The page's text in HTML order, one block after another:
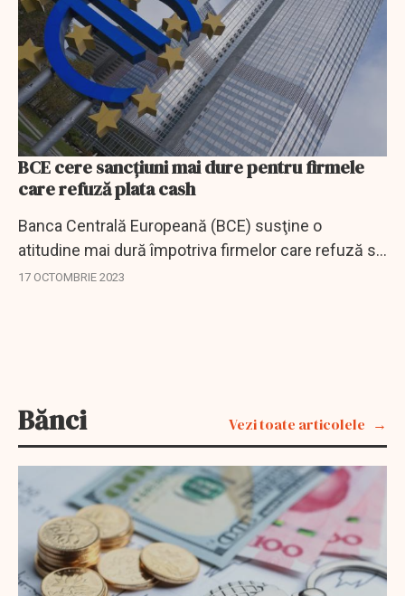
BCE cere sancțiuni mai dure pentru firmele
care refuză plata cash
Banca Centrală Europeană (BCE) susţine o
atitudine mai dură împotriva firmelor care refuză să
accepte plata cu numerar, în încercarea de a se
17 OCTOMBRIE 2023
Bănci Vezi toate articolele